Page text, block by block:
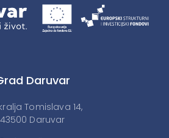
Daruvar
Tomislava 14,
43500 Daruvar